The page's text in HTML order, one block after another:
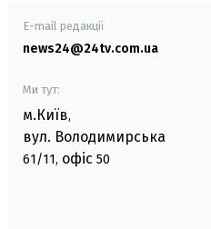
E-mail редакції
news24@24tv.com.ua
Ми тут:
м.Київ,
вул. Володимирська
61/11, офіс 50